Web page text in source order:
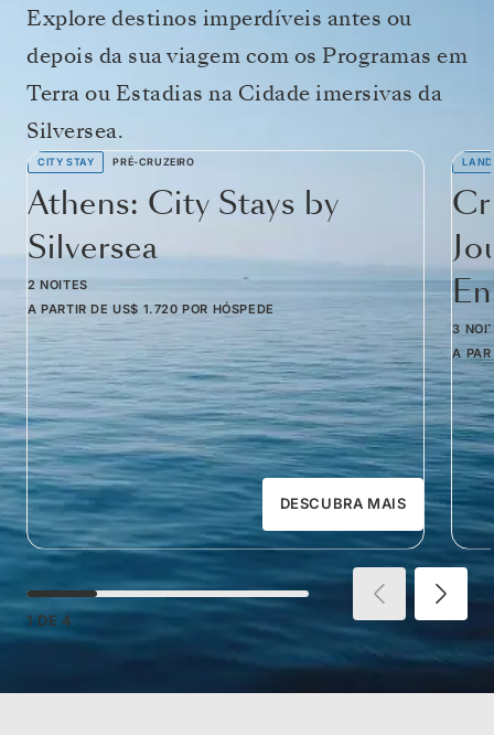
Explore destinos imperdíveis antes ou
depois da sua viagem com os Programas em
Terra ou Estadias na Cidade imersivas da
Silversea.
CITY STAY PRÉ-CRUZEIRO
Athens: City Stays by
Silversea
2 NOITES
A PARTIR DE US$ 1.720 POR HÓSPEDE
DESCUBRA MAIS
3
A
1 DE 4